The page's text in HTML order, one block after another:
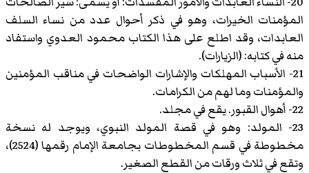
المؤمنات الخيرات، وهو في ذكر أحوال عدد من نساء السلف
العابدات، وقد اطلع على هذا الكتاب محمود العدوي واستفاد
منه في كتابه: (الزيارات).
21- الأسباب المهلكات والإشارات الواضحات في مناقب المؤمنين
والمؤمنات وما لهم من الكرامات.
22- أهوال القبور. يقع في مجلد.
23- المولد: وهو في قصة المولد النبوي، ويوجد له نسخة
مخطوطة في قسم المخطوطات بجامعة الإمام رقمها (2524)،
وتقع في ثلاث ورقات من القطع الصغير.